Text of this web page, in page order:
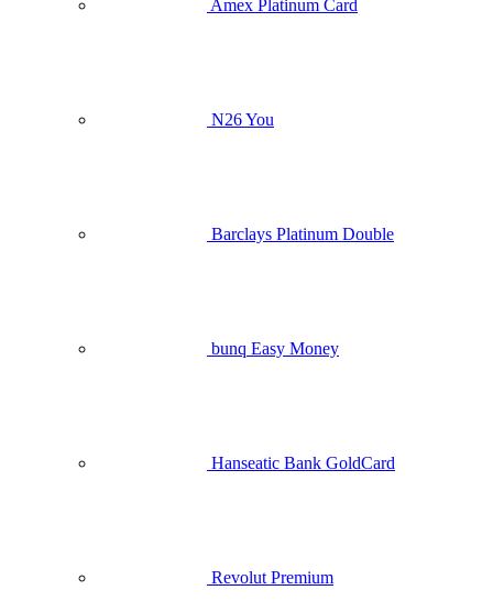
Amex Platinum Card
N26 You
Barclays Platinum Double
bunq Easy Money
Hanseatic Bank GoldCard
Revolut Premium